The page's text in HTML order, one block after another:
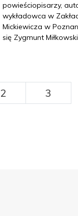
powieściopisarzy,
wykładowca w
Mickiewicza w
się Zygmunt
2 3